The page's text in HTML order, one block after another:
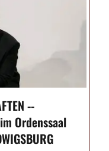
--
Ordenssaal